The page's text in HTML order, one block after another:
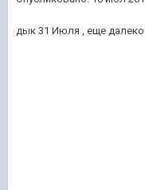
дык 31 Июля , еще далеко